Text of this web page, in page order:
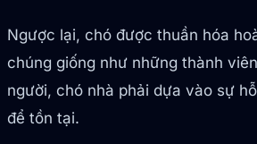
Ngược lại, chó được thuần hóa
chúng giống như những thành
người, chó nhà phải dựa vào sự
để tồn tại.